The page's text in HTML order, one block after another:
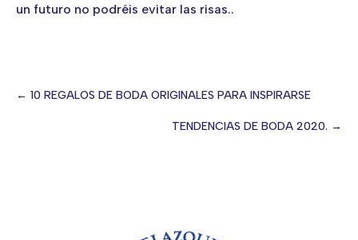
un futuro no podréis evitar las risas..
← 10 REGALOS DE BODA ORIGINALES PARA INSPIRARSE
TENDENCIAS DE BODA 2020. →